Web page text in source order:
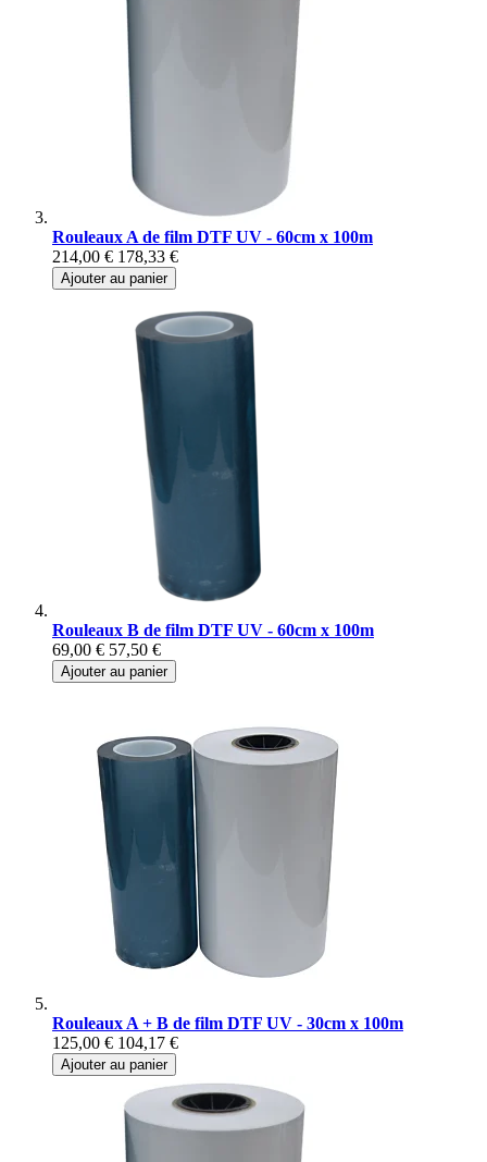
Rouleaux A de film DTF UV - 60cm x 100m
214,00 € 178,33 €
Ajouter au panier
Rouleaux B de film DTF UV - 60cm x 100m
69,00 € 57,50 €
Ajouter au panier
Rouleaux A + B de film DTF UV - 30cm x 100m
125,00 € 104,17 €
Ajouter au panier